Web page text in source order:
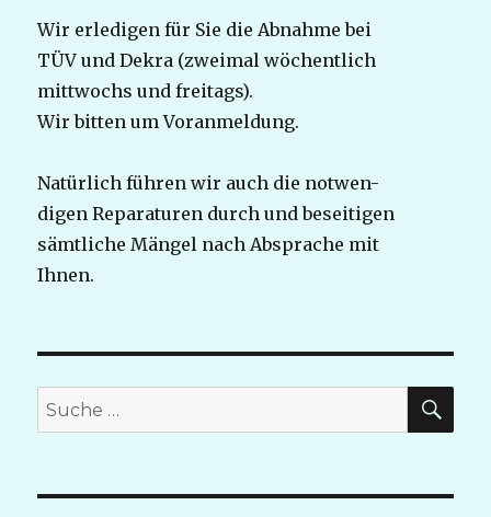
Wir erledigen für Sie die Abnahme bei
TÜV und Dekra (zweimal wöchentlich
mittwochs und freitags).
Wir bitten um Voranmeldung.
Natürlich führen wir auch die notwen-
digen Reparaturen durch und beseitigen
sämtliche Mängel nach Absprache mit
Ihnen.
Suche
nach: